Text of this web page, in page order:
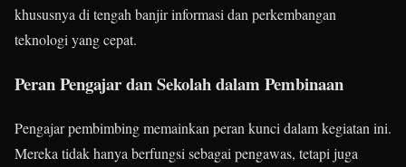
khususnya di tengah banjir informasi dan perkembangan
teknologi yang cepat.
Peran Pengajardan Sekolah dalam Pembinaan
Pengajar pembimbing memainkan peran kunci dalam kegiatan ini.
Mereka tidak hanya berfungsi sebagai pengawas, tetapi juga